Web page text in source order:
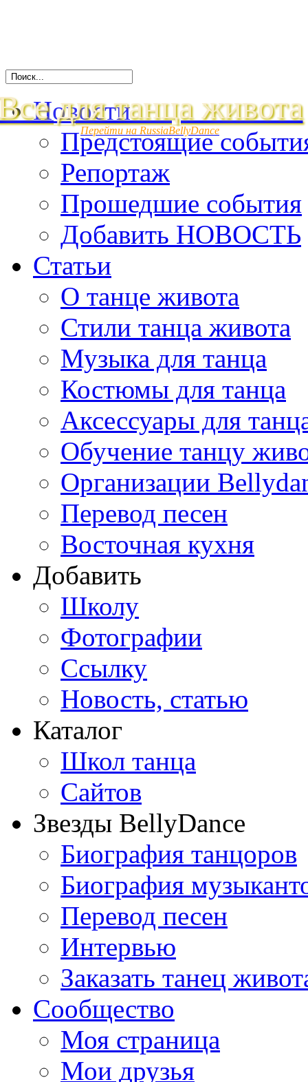
для танца живота
Перейти на RussiaBellyDance
Новости
Предстоящие
Репортаж
Прошедшие события
Добавить НОВОСТЬ
Статьи
О танце живота
Стили танца живота
Музыка для танца
Костюмы для танца
Аксессуары для
Обучение танцу
Организации
Перевод песен
Восточная кухня
Добавить
Школу
Фотографии
Ссылку
Новость, статью
Каталог
Школ танца
Сайтов
Звезды BellyDance
Биография танцоров
Биография
Перевод песен
Интервью
Заказать танец
Сообщество
Моя страница
Мои друзья